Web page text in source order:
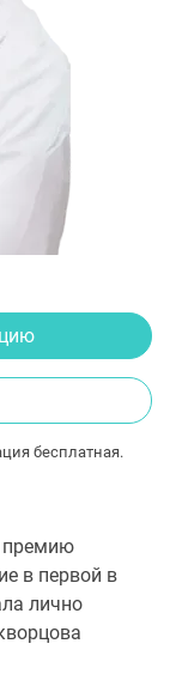
бесплатная.
премию
в первой в
лично